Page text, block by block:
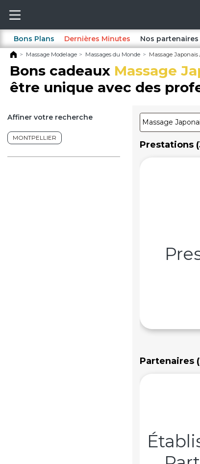
Bons Plans Dernières Minutes Nos partenaires
Massage Modelage Massages du Monde Massage
Bons cadeaux Massage
être unique avec des
Affiner votre recherche
MONTPELLIER
Prestations
Partenaires